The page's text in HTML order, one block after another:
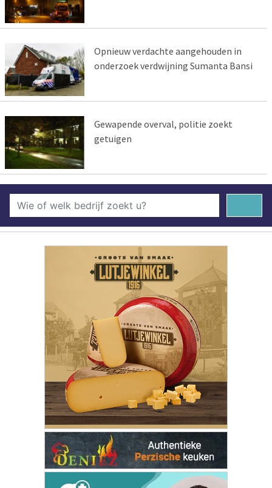
Opnieuw verdachte aangehouden in
onderzoek verdwijning Sumanta Bansi
Gewapende overval, politie zoekt
getuigen